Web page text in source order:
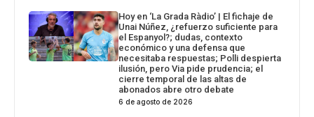
Hoy en ‘La Grada Ràdio’ | El fichaje de
Unai Núñez, ¿refuerzo suficiente para
el Espanyol?; dudas, contexto
económico y una defensa que
necesitaba respuestas; Polli despierta
ilusión, pero Via pide prudencia; el
cierre temporal de las altas de
abonados abre otro debate
6 de agosto de 2026